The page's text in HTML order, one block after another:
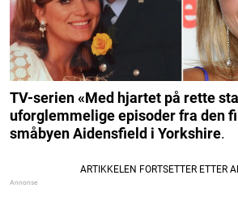
TV-serien «Med hjartet på rette
uforglemmelige episoder fra den
småbyen Aidensfield i Yorkshire.